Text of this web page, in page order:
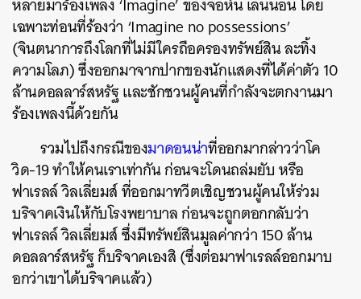
เฉพาะท่อนที่ร้องว่า ‘Imagine no possessions’
(จินตนาการถึงโลกที่ไม่มีใครถือครองทรัพย์สินละทิ้ง
ความโลภ)ซึ่งออกมาจากปากของนักแสดงที่ได้ค่าตัว10
ล้านดอลลาร์สหรัฐและชักชวนผู้คนที่กำลังจะตกงานมา
ร้องเพลงนี้ด้วยกัน
รวมไปถึงกรณีของมาดอนน่าที่ออกมากล่าวว่าโค
วิด-19ทำให้คนเราเท่ากันก่อนจะโดนถล่มยับหรือ
ฟาเรลล์วิลเลี่ยมส์ที่ออกมาทวีตเชิญชวนผู้คนให้ร่วม
บริจาคเงินให้กับโรงพยาบาลก่อนจะถูกตอกกลับว่า
ฟาเรลล์วิลเลี่ยมส์ซึ่งมีทรัพย์สินมูลค่ากว่า150ล้าน
ดอลลาร์สหรัฐก็บริจาคเองสิ(ซึ่งต่อมาฟาเรลล์ออกมาบ
อกว่าเขาได้บริจาคแล้ว)